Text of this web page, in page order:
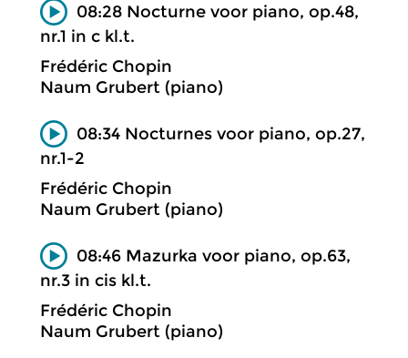
08:28 Nocturne voor piano, op.48,
nr.1 in c kl.t.
Frédéric Chopin
Naum Grubert (piano)
08:34 Nocturnes voor piano, op.27,
nr.1-2
Frédéric Chopin
Naum Grubert (piano)
08:46 Mazurka voor piano, op.63,
nr.3 in cis kl.t.
Frédéric Chopin
Naum Grubert (piano)